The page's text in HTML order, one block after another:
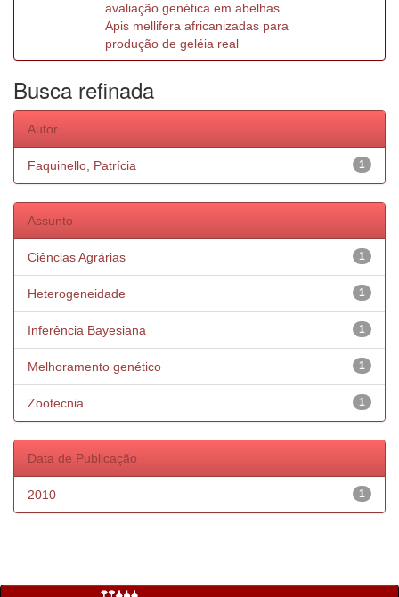
avaliação genética em abelhas
Apis mellifera africanizadas para
produção de geléia real
Busca refinada
Autor
1
Faquinello, Patrícia
Assunto
1
Ciências Agrárias
1
Heterogeneidade
1
Inferência Bayesiana
1
Melhoramento genético
1
Zootecnia
Data de Publicação
1
2010